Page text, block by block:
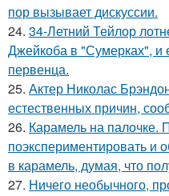
пор вызывает дискуссии.
24. 34-Летний Тейлор
Джейкоба в "Сумерках", и
первенца.
25. Актер Николас
естественных причин,
26. Карамель на палочке.
поэкспериментировать и
в карамель, думая, что
27. Ничего необычного,